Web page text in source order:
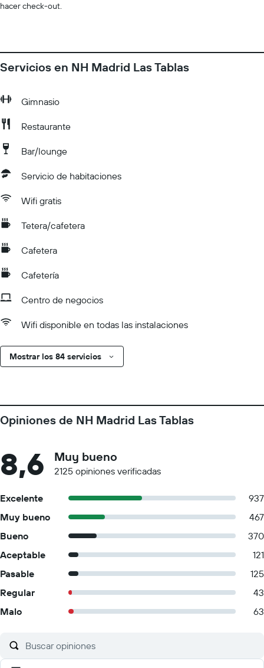
hacer check-out.
Servicios en NH Madrid Las Tablas
Gimnasio
Restaurante
Bar/lounge
Servicio de habitaciones
Wifi gratis
Tetera/cafetera
Cafetera
Cafetería
Centro de negocios
Wifi disponible en todas las instalaciones
Mostrar los 84 servicios
Opiniones de NH Madrid Las Tablas
8,6 Muy bueno
2125 opiniones verificadas
Excelente
937
Muy bueno
467
Bueno
370
Aceptable
121
Pasable
125
Regular
43
Malo
63